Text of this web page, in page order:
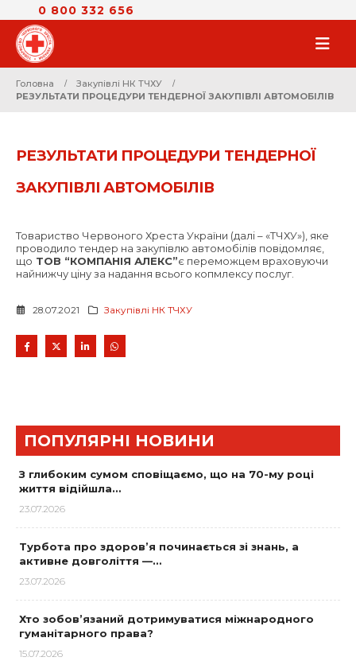
0 800 332 656
Головна
Закупівлі НК ТЧХУ
РЕЗУЛЬТАТИ ПРОЦЕДУРИ ТЕНДЕРНОЇ ЗАКУПІВЛІ АВТОМОБІЛІВ
РЕЗУЛЬТАТИ ПРОЦЕДУРИ ТЕНДЕРНОЇ
ЗАКУПІВЛІ АВТОМОБІЛІВ
Товариство Червоного Хреста України (далі – «ТЧХУ»), яке
проводило тендер на закупівлю автомобілів повідомляє,
що ТОВ “КОМПАНІЯ АЛЕКС”є переможцем враховуючи
найнижчу ціну за надання всього копмлексу послуг.
28.07.2021 Закупівлі НК ТЧХУ
ПОПУЛЯРНІ НОВИНИ
З глибоким сумом сповіщаємо, що на 70-му році
життя відійшла…
23.07.2026
Турбота про здоров’я починається зі знань, а
активне довголіття —…
23.07.2026
Хто зобов’язаний дотримуватися міжнародного
гуманітарного права?
15.07.2026